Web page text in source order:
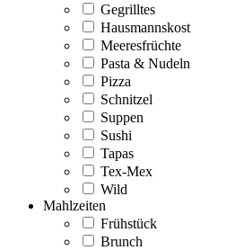
Gegrilltes
Hausmannskost
Meeresfrüchte
Pasta & Nudeln
Pizza
Schnitzel
Suppen
Sushi
Tapas
Tex-Mex
Wild
Mahlzeiten
Frühstück
Brunch